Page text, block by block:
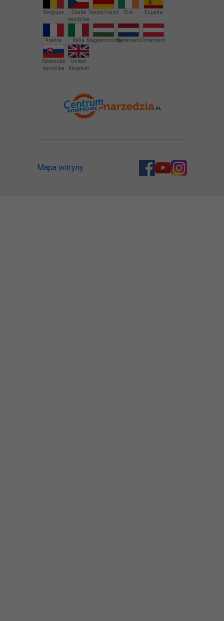
Belgique
Česká
republika
Deutschland Éire España
France Italia MagyarországNederland Österreich
Slovenská
republika
United
Kingdom
Mapa witryny